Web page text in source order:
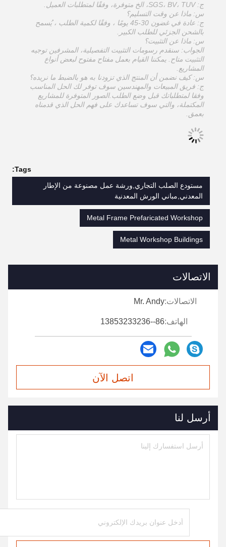
ج: SGS، BV، TUV، الخ متوفرة، وفقًا لمتطلبات العميل.
س: ماذا عن وقت التسليم؟
ج: عادة في غضون 30-45 يومًا ، وفقًا لكمية الطلب ، يُسمح
بالشحن الجزئي للطلب الكبير.
س: ماذا عن التثبيت؟
الجواب: سنقدم رسومات التثبيت التفصيلية، المشرفين توجيه
التثبيت متاح. يمكننا القيام بعمل مفتاح مفتوح لبعض أنواع
المشاريع.
س: كيف نضمن أن المنتج الذي تزودنا به هو بالضبط ما نريده؟
ج: فريق المبيعات والمهندسين سوف توفر لك الحل المناسب
وفقا لمتطلباتك قبل وضع الطلب.الصور المتوفرة للمشاريع
المكتملة، والتي سوف تساعدك على فهم الحل الذي قدمناه
بعمق.
Tags:
مستودع الصلب التجاري,ورشة عمل مصنوعة من الإطار
المعدني,مباني الورش المعدنية
Metal Frame Prefaricated Workshop
Metal Workshop Buildings
الاتصالات
الاتصالات:Mr. Andy
الهاتف:86--13853233236
اتصل الآن
أرسل لنا